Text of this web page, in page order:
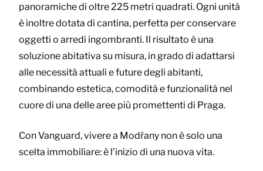
panoramiche di oltre 225 metri quadrati. Ogni unità
è inoltre dotata di cantina, perfetta per conservare
oggetti o arredi ingombranti. Il risultato è una
soluzione abitativa su misura, in grado di adattarsi
alle necessità attuali e future degli abitanti,
combinando estetica, comodità e funzionalità nel
cuore di una delle aree più promettenti di Praga.
Con Vanguard, vivere a Modřany non è solo una
scelta immobiliare: è l’inizio di una nuova vita.